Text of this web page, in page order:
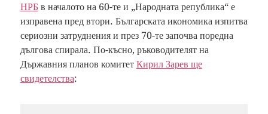
НРБв началото на 60-те и „Народната република“ е
изправена пред втори. Българската икономика изпитва
сериозни затруднения и през 70-те започва поредна
дългова спирала. По-късно, ръководителят на
Държавния планов комитет Кирил Зарев ще
свидетелства: